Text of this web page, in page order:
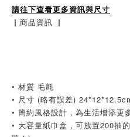
請往下查看更多資訊與尺寸
▏商品資訊 ▏
• 材質 毛氈
• 尺寸 (略有誤差)
• 簡約風格設計，為生活增添更
• 大容量紙巾盒，可放置200抽